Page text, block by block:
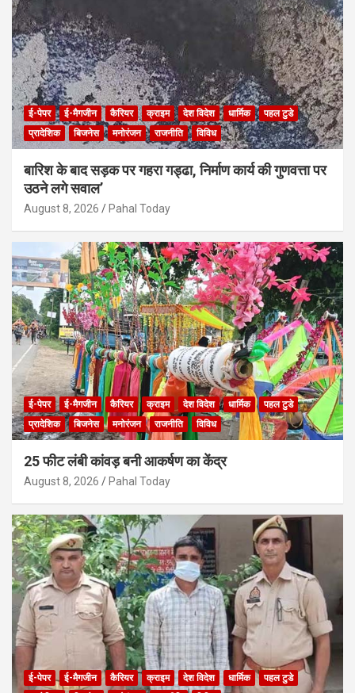
ई-पेपर ई-मैगजीन कैरियर क्राइम देश विदेश धार्मिक
पहल टुडे
प्रादेशिक
बिजनेस मनोरंजन राजनीति विविध
बारिश के बाद सड़क पर गहरा गड्ढा, निर्माण कार्य की गुणवत्ता पर
उठने लगे सवाल’
August 8, 2026 Pahal Today
ई-पेपर ई-मैगजीन कैरियर क्राइम देश विदेश धार्मिक
पहल टुडे
प्रादेशिक
बिजनेस मनोरंजन राजनीति विविध
25 फीट लंबी कांवड़ बनी आकर्षण का केंद्र
August 8, 2026 Pahal Today
ई-पेपर ई-मैगजीन कैरियर क्राइम देश विदेश धार्मिक
पहल टुडे